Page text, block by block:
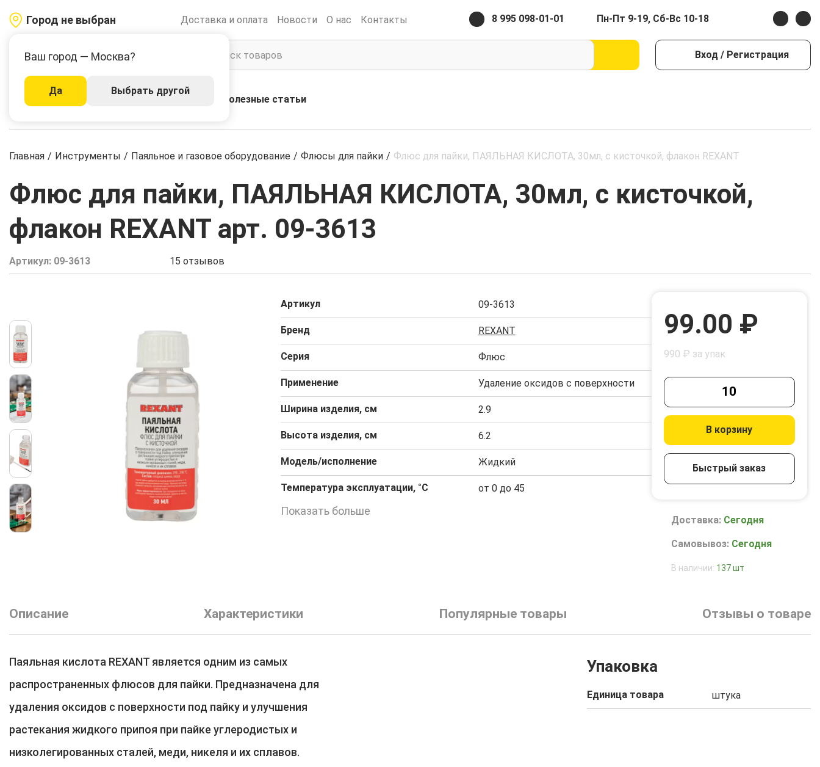
Город не выбран
Ваш город — Москва?
Да Выбрать другой
Доставка и оплата Новости О нас Контакты 8 995 098-01-01 Пн-Пт 9-19, Сб-Вс 10-18
Вход / Регистрация
Каталог Акции Полезные статьи
Главная / Инструменты / Паяльное и газовое оборудование / Флюсы для пайки / Флюс для пайки, ПАЯЛЬНАЯ КИСЛОТА, 30мл, с кисточкой, флакон REXANT
Флюс для пайки, ПАЯЛЬНАЯ КИСЛОТА, 30мл, с кисточкой,
флакон REXANT арт. 09-3613
Артикул: 09-3613 15 отзывов
Артикул 09-3613
Бренд REXANT
Серия Флюс
Применение Удаление оксидов с поверхности
Ширина изделия, см 2.9
Высота изделия, см 6.2
Модель/исполнение Жидкий
Температура эксплуатации, °C от 0 до 45
Показать больше
99.00 ₽
990 ₽ за упак
В корзину
Быстрый заказ
Доставка: Сегодня
Самовывоз: Сегодня
В наличии: 137 шт
Описание Характеристики Популярные товары Отзывы о товаре
Паяльная кислота REXANT является одним из самых
распространенных флюсов для пайки. Предназначена для
удаления оксидов с поверхности под пайку и улучшения
растекания жидкого припоя при пайке углеродистых и
низколегированных сталей, меди, никеля и их сплавов.
Упаковка
Единица товара штука